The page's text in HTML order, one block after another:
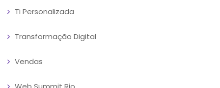
Ti Personalizada
Transformação Digital
Vendas